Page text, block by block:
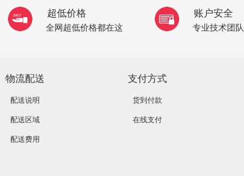
超低价格
全网超低价格都在这
账户安全
专业技术团
物流配送
配送说明
配送区域
配送费用
支付方式
货到付款
在线支付